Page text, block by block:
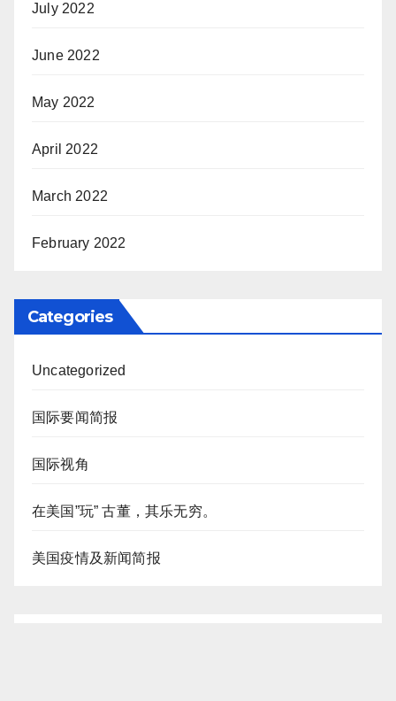
July 2022
June 2022
May 2022
April 2022
March 2022
February 2022
Categories
Uncategorized
国际要闻简报
国际视角
在美国”玩” 古董，其乐无穷。
美国疫情及新闻简报